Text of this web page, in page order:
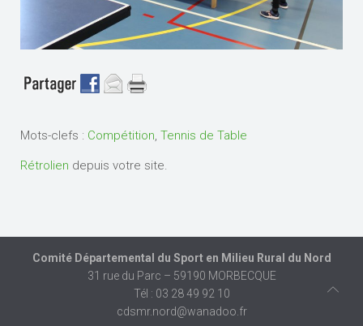
Mots-clefs : Compétition, Tennis de Table
Rétrolien depuis votre site.
Comité Départemental du Sport en Milieu Rural du Nord
31 rue du Parc – 59190 MORBECQUE
Tél : 03 28 49 92 10
cdsmr.nord@wanadoo.fr